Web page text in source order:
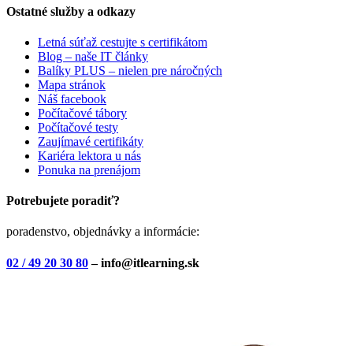
Ostatné služby a odkazy
Letná súťaž cestujte s certifikátom
Blog – naše IT články
Balíky PLUS – nielen pre náročných
Mapa stránok
Náš facebook
Počítačové tábory
Počítačové testy
Zaujímavé certifikáty
Kariéra lektora u nás
Ponuka na prenájom
Potrebujete poradiť?
poradenstvo, objednávky a informácie:
02 / 49 20 30 80– info@itlearning.sk